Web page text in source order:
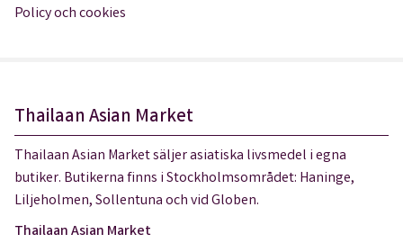
Policy och cookies
Thailaan Asian Market
Thailaan Asian Market säljer asiatiska livsmedel i egna
butiker. Butikerna finns i Stockholmsområdet: Haninge,
Liljeholmen, Sollentuna och vid Globen.
Thailaan Asian Market